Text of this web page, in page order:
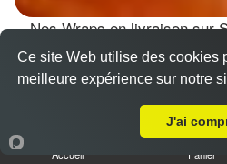
Nos Wraps en livraison sur
XV
Wraps Chicken
Accueil Panier
Ce site Web utilise des cookies
meilleure expérience sur notre
J'ai